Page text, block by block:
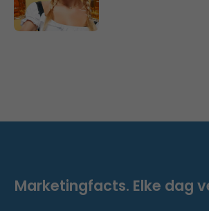
Marketingfacts. Elke dag